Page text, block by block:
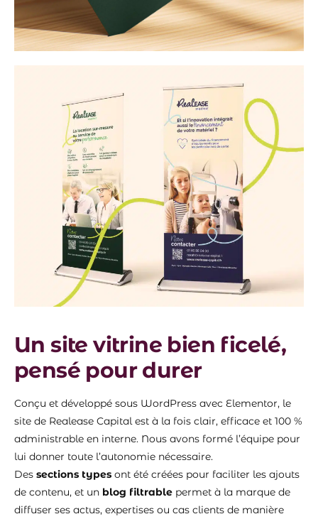
Un site vitrine bien ficelé,
pensé pour durer
Conçu et développé sous WordPress avec Elementor, le
site de Realease Capital est à la fois clair, efficace et 100 %
administrable en interne. Nous avons formé l’équipe pour
lui donner toute l’autonomie nécessaire.
Des sections types ont été créées pour faciliter les ajouts
de contenu, et un blog filtrable permet à la marque de
diffuser ses actus, expertises ou cas clients de manière